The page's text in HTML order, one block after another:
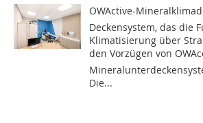
OWActive-
Deckensystem, das die
Klimatisierung über
den Vorzügen von
Die...